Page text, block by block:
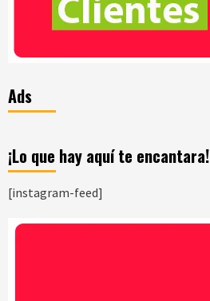
Ads
¡Lo que hay aquí te encantara!
[instagram-feed]